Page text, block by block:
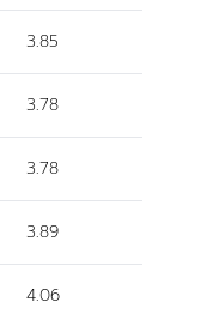
3.85
3.78
3.78
3.89
4.06